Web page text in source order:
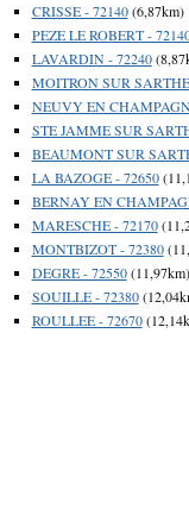
CRISSE - 72140(6,87km)
PEZE LE ROBERT -
LAVARDIN - 72240
MOITRON SUR
NEUVY EN
STE JAMME SUR
BEAUMONT SUR
LA BAZOGE - 72650
BERNAY EN
MARESCHE - 72170
MONTBIZOT - 72380
DEGRE - 72550(11,97km)
SOUILLE - 72380
ROULLEE - 72670